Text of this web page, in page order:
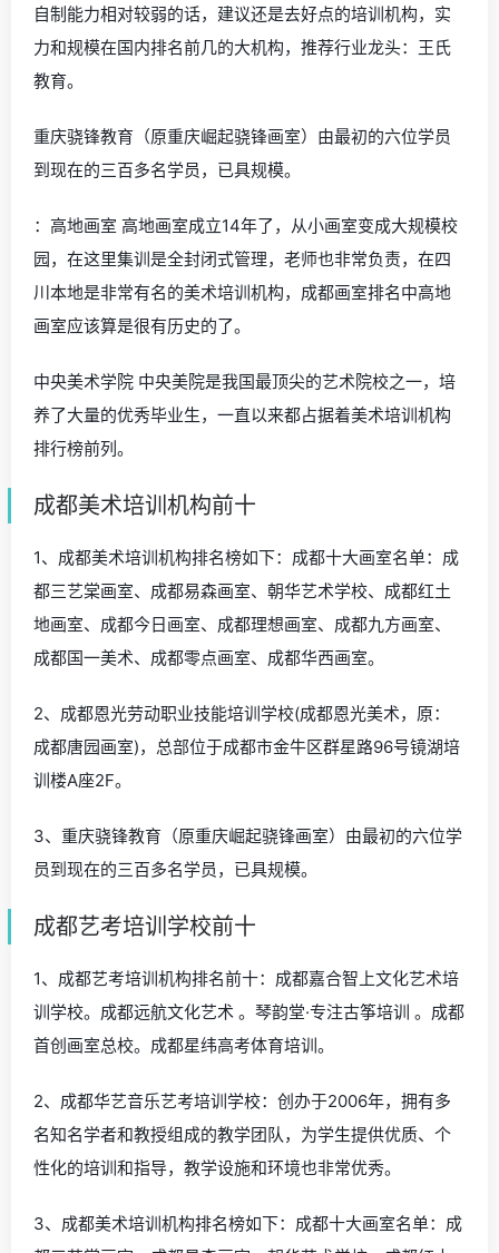
自制能力相对较弱的话，建议还是去好点的培训机构，实
力和规模在国内排名前几的大机构，推荐行业龙头：王氏
教育。
重庆骁锋教育（原重庆崛起骁锋画室）由最初的六位学员
到现在的三百多名学员，已具规模。
：高地画室 高地画室成立14年了，从小画室变成大规模校
园，在这里集训是全封闭式管理，老师也非常负责，在四
川本地是非常有名的美术培训机构，成都画室排名中高地
画室应该算是很有历史的了。
中央美术学院 中央美院是我国最顶尖的艺术院校之一，培
养了大量的优秀毕业生，一直以来都占据着美术培训机构
排行榜前列。
成都美术培训机构前十
1、成都美术培训机构排名榜如下：成都十大画室名单：成
都三艺棠画室、成都易森画室、朝华艺术学校、成都红土
地画室、成都今日画室、成都理想画室、成都九方画室、
成都国一美术、成都零点画室、成都华西画室。
2、成都恩光劳动职业技能培训学校(成都恩光美术，原：
成都唐园画室)，总部位于成都市金牛区群星路96号镜湖培
训楼A座2F。
3、重庆骁锋教育（原重庆崛起骁锋画室）由最初的六位学
员到现在的三百多名学员，已具规模。
成都艺考培训学校前十
1、成都艺考培训机构排名前十：成都嘉合智上文化艺术培
训学校。成都远航文化艺术 。琴韵堂·专注古筝培训 。成都
首创画室总校。成都星纬高考体育培训。
2、成都华艺音乐艺考培训学校：创办于2006年，拥有多
名知名学者和教授组成的教学团队，为学生提供优质、个
性化的培训和指导，教学设施和环境也非常优秀。
3、成都美术培训机构排名榜如下：成都十大画室名单：成